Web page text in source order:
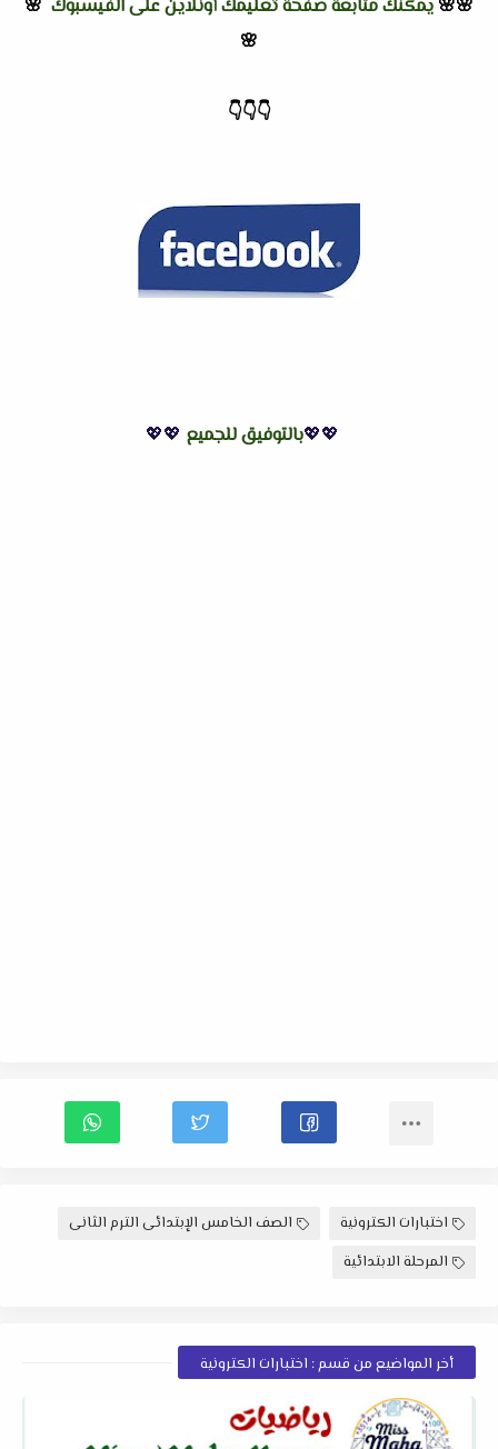
🌸🌸 يمكنك متابعة صفحة تعليمك أونلاين على الفيسبوك 🌸
🌸
👇
👇
👇
💖💖بالتوفيق للجميع 💖💖
اختبارات الكترونية
الصف الخامس الإبتدائى الترم الثانى
المرحلة الابتدائية
أخر المواضيع من قسم : اختبارات الكترونية